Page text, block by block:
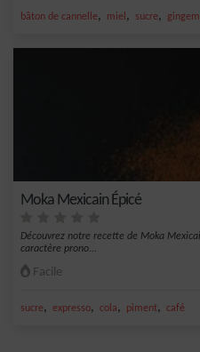
bâton de cannelle, miel , sucre,
Moka Mexicain Épicé
Découvrez notre recette de Moka
caractère prono...
Facile
sucre, expresso, cola, piment, café